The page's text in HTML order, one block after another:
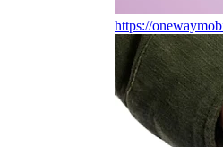
https://